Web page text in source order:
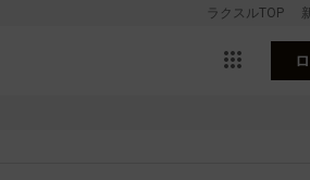
ラクスルTOP